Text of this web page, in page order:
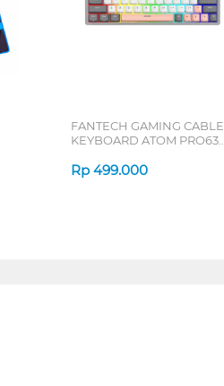
FANTECH GAMING CABLE
KEYBOARD ATOM PRO63
Rp 499.000